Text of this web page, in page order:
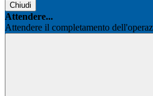
Chiudi
Attendere...
Attendere il completamento